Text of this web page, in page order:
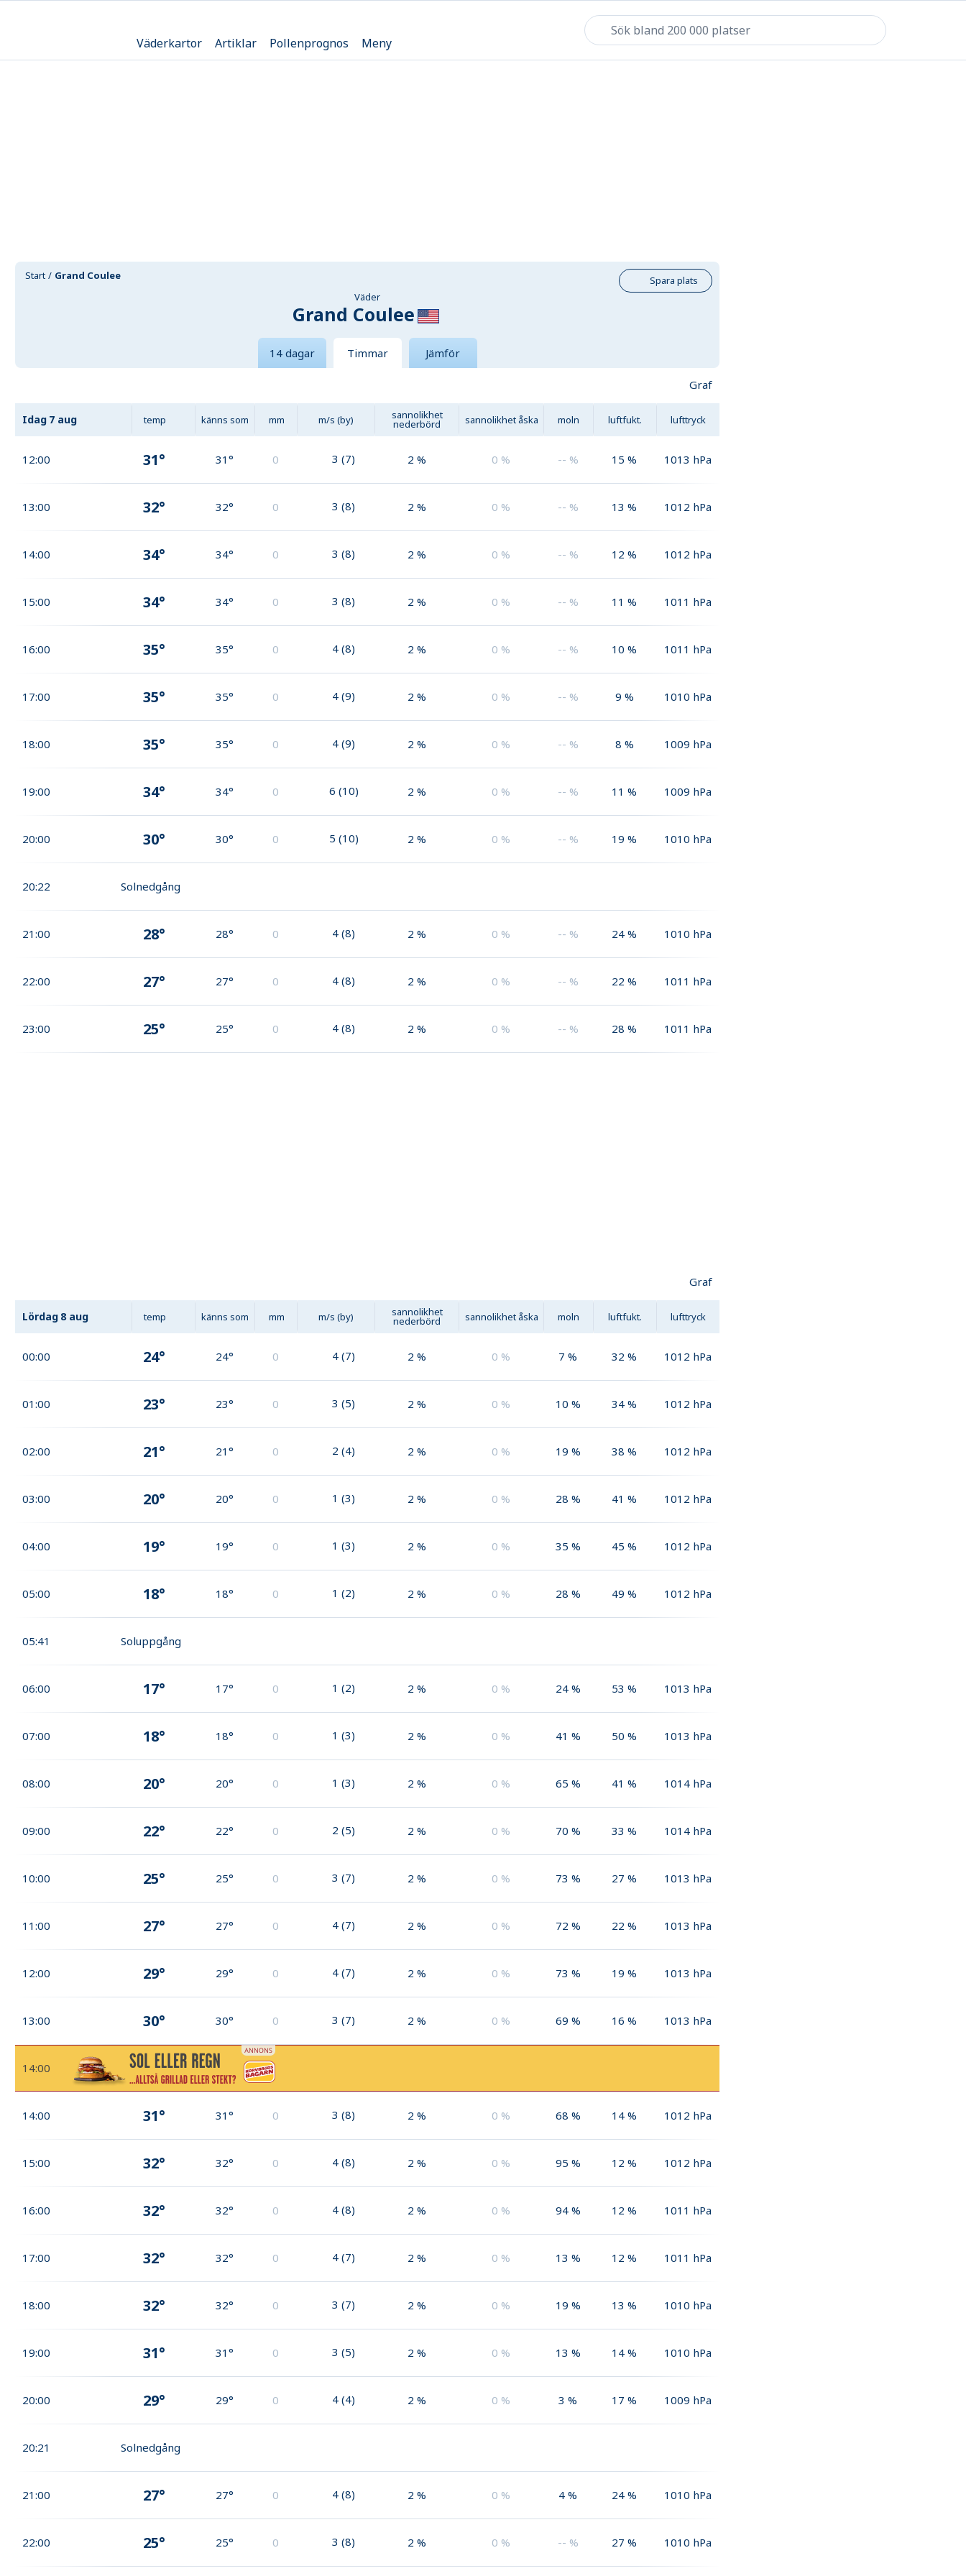
Väderkartor Artiklar Pollenprognos Meny
Start Grand Coulee
Spara plats
Väder
Grand Coulee
14 dagar Timmar Jämför
Graf
Idag 7 aug temp känns som mm m/s (by) sannolikhet
nederbörd sannolikhet åska moln luftfukt. lufttryck
12:00 31° 31° 0 3 (7) 2 % 0 % -- % 15 % 1013 hPa
13:00 32° 32° 0 3 (8) 2 % 0 % -- % 13 % 1012 hPa
14:00 34° 34° 0 3 (8) 2 % 0 % -- % 12 % 1012 hPa
15:00 34° 34° 0 3 (8) 2 % 0 % -- % 11 % 1011 hPa
16:00 35° 35° 0 4 (8) 2 % 0 % -- % 10 % 1011 hPa
17:00 35° 35° 0 4 (9) 2 % 0 % -- % 9 % 1010 hPa
18:00 35° 35° 0 4 (9) 2 % 0 % -- % 8 % 1009 hPa
19:00 34° 34° 0 6 (10) 2 % 0 % -- % 11 % 1009 hPa
20:00 30° 30° 0 5 (10) 2 % 0 % -- % 19 % 1010 hPa
20:22 Solnedgång
21:00 28° 28° 0 4 (8) 2 % 0 % -- % 24 % 1010 hPa
22:00 27° 27° 0 4 (8) 2 % 0 % -- % 22 % 1011 hPa
23:00 25° 25° 0 4 (8) 2 % 0 % -- % 28 % 1011 hPa
Graf
Lördag 8 aug temp känns som mm m/s (by) sannolikhet
nederbörd sannolikhet åska moln luftfukt. lufttryck
00:00 24° 24° 0 4 (7) 2 % 0 % 7 % 32 % 1012 hPa
01:00 23° 23° 0 3 (5) 2 % 0 % 10 % 34 % 1012 hPa
02:00 21° 21° 0 2 (4) 2 % 0 % 19 % 38 % 1012 hPa
03:00 20° 20° 0 1 (3) 2 % 0 % 28 % 41 % 1012 hPa
04:00 19° 19° 0 1 (3) 2 % 0 % 35 % 45 % 1012 hPa
05:00 18° 18° 0 1 (2) 2 % 0 % 28 % 49 % 1012 hPa
05:41 Soluppgång
06:00 17° 17° 0 1 (2) 2 % 0 % 24 % 53 % 1013 hPa
07:00 18° 18° 0 1 (3) 2 % 0 % 41 % 50 % 1013 hPa
08:00 20° 20° 0 1 (3) 2 % 0 % 65 % 41 % 1014 hPa
09:00 22° 22° 0 2 (5) 2 % 0 % 70 % 33 % 1014 hPa
10:00 25° 25° 0 3 (7) 2 % 0 % 73 % 27 % 1013 hPa
11:00 27° 27° 0 4 (7) 2 % 0 % 72 % 22 % 1013 hPa
12:00 29° 29° 0 4 (7) 2 % 0 % 73 % 19 % 1013 hPa
13:00 30° 30° 0 3 (7) 2 % 0 % 69 % 16 % 1013 hPa
14:00
14:00 31° 31° 0 3 (8) 2 % 0 % 68 % 14 % 1012 hPa
15:00 32° 32° 0 4 (8) 2 % 0 % 95 % 12 % 1012 hPa
16:00 32° 32° 0 4 (8) 2 % 0 % 94 % 12 % 1011 hPa
17:00 32° 32° 0 4 (7) 2 % 0 % 13 % 12 % 1011 hPa
18:00 32° 32° 0 3 (7) 2 % 0 % 19 % 13 % 1010 hPa
19:00 31° 31° 0 3 (5) 2 % 0 % 13 % 14 % 1010 hPa
20:00 29° 29° 0 4 (4) 2 % 0 % 3 % 17 % 1009 hPa
20:21 Solnedgång
21:00 27° 27° 0 4 (8) 2 % 0 % 4 % 24 % 1010 hPa
22:00 25° 25° 0 3 (8) 2 % 0 % -- % 27 % 1010 hPa